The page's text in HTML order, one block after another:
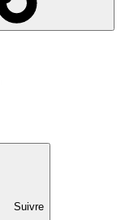
Suivre